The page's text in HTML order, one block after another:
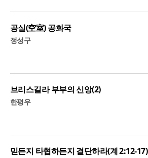
공실(空室) 공화국
정성구
브리스길라 부부의 신앙(2)
한평우
믿든지 타협하든지 결단하라(계 2:12-17)